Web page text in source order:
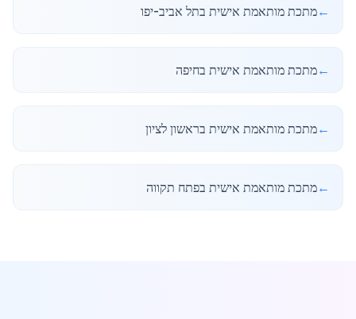
←מתכת מותאמת אישית בתל אביב-יפו
←מתכת מותאמת אישית בחיפה
←מתכת מותאמת אישית בראשון לציון
←מתכת מותאמת אישית בפתח תקווה